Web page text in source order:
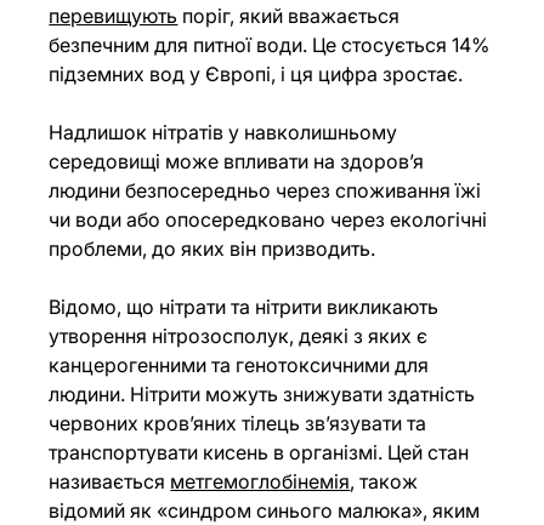
перевищують поріг, який вважається
безпечним для питної води. Це стосується 14%
підземних вод у Європі, і ця цифра зростає.
Надлишок нітратів у навколишньому
середовищі може впливати на здоров’я
людини безпосередньо через споживання їжі
чи води або опосередковано через екологічні
проблеми, до яких він призводить.
Відомо, що нітрати та нітрити викликають
утворення нітрозосполук, деякі з яких є
канцерогенними та генотоксичними для
людини. Нітрити можуть знижувати здатність
червоних кров’яних тілець зв’язувати та
транспортувати кисень в організмі. Цей стан
називається метгемоглобінемія, також
відомий як «синдром синього малюка», яким